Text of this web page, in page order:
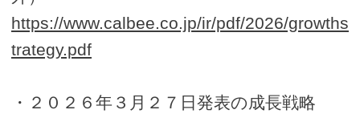
https://www.calbee.co.jp/ir/pdf/2026/growths
trategy.pdf
・２０２６年３月２７日発表の成長戦略